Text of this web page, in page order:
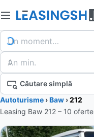
Un moment…
An min.
Căutare simplă
Autoturisme ›Baw ›212
Leasing Baw 212 – 10 oferte